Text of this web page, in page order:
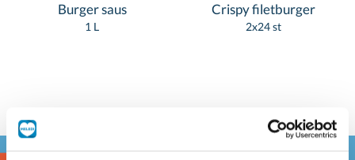
Burger saus
1 L
Crispy filetburger
2x24 st